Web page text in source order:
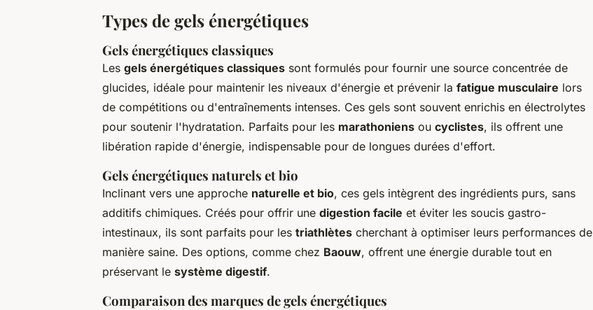
Types de gels énergétiques
Gels énergétiques classiques
Les gels énergétiques classiques sont formulés pour fournir une source concentrée de
glucides, idéale pour maintenir les niveaux d'énergie et prévenir la fatigue musculaire lors
de compétitions ou d'entraînements intenses. Ces gels sont souvent enrichis en électrolytes
pour soutenir l'hydratation. Parfaits pour les marathoniens ou cyclistes, ils offrent une
libération rapide d'énergie, indispensable pour de longues durées d'effort.
Gels énergétiques naturels et bio
Inclinant vers une approche naturelle et bio, ces gels intègrent des ingrédients purs, sans
additifs chimiques. Créés pour offrir une digestion facile et éviter les soucis gastro-
intestinaux, ils sont parfaits pour les triathlètes cherchant à optimiser leurs performances de
manière saine. Des options, comme chez Baouw, offrent une énergie durable tout en
préservant le système digestif.
Comparaison des marques de gels énergétiques